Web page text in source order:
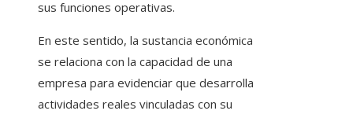
sus funciones operativas.
En este sentido, la sustancia económica
se relaciona con la capacidad de una
empresa para evidenciar que desarrolla
actividades reales vinculadas con su